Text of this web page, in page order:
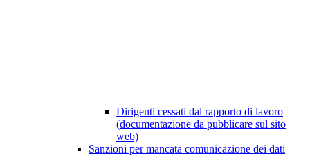
Dirigenti cessati dal rapporto di lavoro
(documentazione da pubblicare sul sito
web)
Sanzioni per mancata comunicazione dei dati